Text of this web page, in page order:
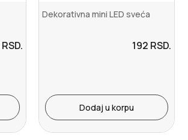
RSD.
Dekorativna mini LED sveća
192 RSD.
Dodaj u korpu